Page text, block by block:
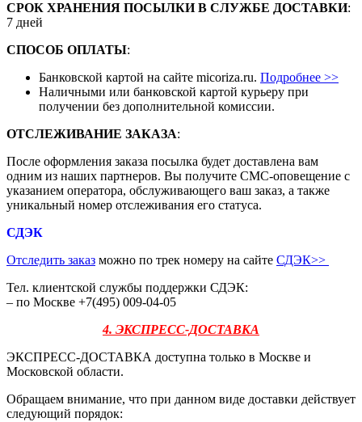
СРОК ХРАНЕНИЯ ПОСЫЛКИ В СЛУЖБЕ ДОСТАВКИ:
7 дней
СПОСОБ ОПЛАТЫ:
Банковской картой на сайте micoriza.ru. Подробнее >>
Наличными или банковской картой курьеру при
получении без дополнительной комиссии.
ОТСЛЕЖИВАНИЕ ЗАКАЗА:
После оформления заказа посылка будет доставлена вам
одним из наших партнеров. Вы получите СМС-оповещение с
указанием оператора, обслуживающего ваш заказ, а также
уникальный номер отслеживания его статуса.
СДЭК
Отследить заказ можно по трек номеру на сайте СДЭК>>
Тел. клиентской службы поддержки СДЭК:
– по Москве +7(495) 009-04-05
4. ЭКСПРЕСС-ДОСТАВКА
ЭКСПРЕСС-ДОСТАВКА доступна только в Москве и
Московской области.
Обращаем внимание, что при данном виде доставки действует
следующий порядок: